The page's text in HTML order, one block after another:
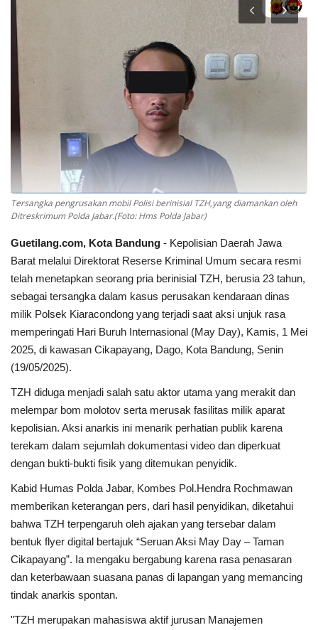
Keamanan
Kejahatan
Cybers Event
UMKM & Ekonomi Kreatif
Pekerja Migran Indonesia
Ekonomi
Pendidikan
Informasi Journalism
Olahraga
Kesehatan
Layanan Publik
Perempuan/Anak
Tersangka pengrusakan mobil Polisi berinisial TZH,yang diamankan oleh
Ditreskrimum Polda Jabar.(Foto: Hms Polda Jabar)
Guetilang.com, Kota Bandung - Kepolisian Daerah Jawa
Barat melalui Direktorat Reserse Kriminal Umum secara resmi
telah menetapkan seorang pria berinisial TZH, berusia 23 tahun,
sebagai tersangka dalam kasus perusakan kendaraan dinas
milik Polsek Kiaracondong yang terjadi saat aksi unjuk rasa
memperingati Hari Buruh Internasional (May Day), Kamis, 1 Mei
2025, di kawasan Cikapayang, Dago, Kota Bandung, Senin
(19/05/2025).
TZH diduga menjadi salah satu aktor utama yang merakit dan
melempar bom molotov serta merusak fasilitas milik aparat
kepolisian. Aksi anarkis ini menarik perhatian publik karena
terekam dalam sejumlah dokumentasi video dan diperkuat
dengan bukti-bukti fisik yang ditemukan penyidik.
Kabid Humas Polda Jabar, Kombes Pol.Hendra Rochmawan
memberikan keterangan pers, dari hasil penyidikan, diketahui
bahwa TZH terpengaruh oleh ajakan yang tersebar dalam
bentuk flyer digital bertajuk “Seruan Aksi May Day – Taman
Cikapayang”. Ia mengaku bergabung karena rasa penasaran
dan keterbawaan suasana panas di lapangan yang memancing
tindak anarkis spontan.
"TZH merupakan mahasiswa aktif jurusan Manajemen